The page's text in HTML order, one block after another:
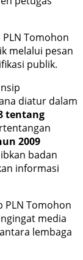
Tomohon
melalui pesan
publik.
diatur dalam
tentang
2009
badan
informasi
PLN Tomohon
media
lembaga